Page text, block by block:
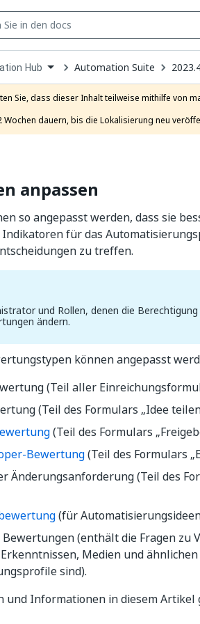
Hub Automation Suite
Sie, dass dieser Inhalt teilweise mithilfe von
Wochen dauern, bis die Lokalisierung neu
anpassen
so angepasst werden, dass sie
für das
zu treffen.
und Rollen, denen die Berechtigung
ändern.
können angepasst
​(Teil aller
(Teil des Formulars „Idee
(Teil des Formulars
Bewertung (Teil des Formulars
Änderungsanforderung (Teil des
(für
Bewertungen​ (enthält die Fragen zu
Medien und
sind).
und Informationen in diesem